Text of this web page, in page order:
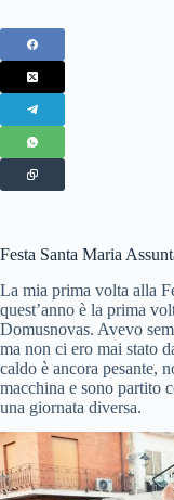
Festa Santa Maria
La mia prima volta alla
quest’anno è la prima
Domusnovas. Avevo
ma non ci ero mai stato
caldo è ancora pesante,
macchina e sono partito
una giornata diversa.